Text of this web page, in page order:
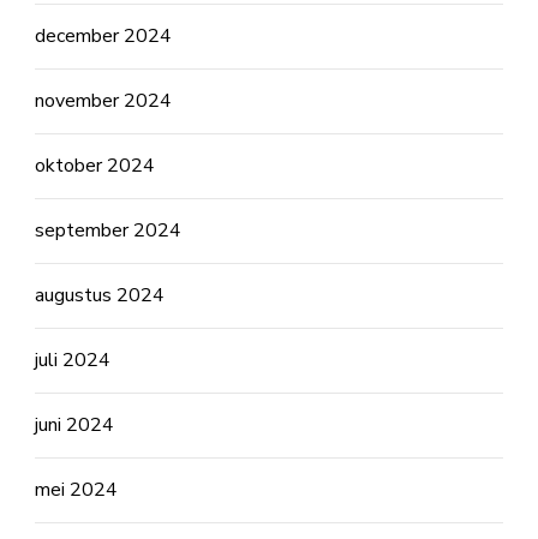
december 2024
november 2024
oktober 2024
september 2024
augustus 2024
juli 2024
juni 2024
mei 2024